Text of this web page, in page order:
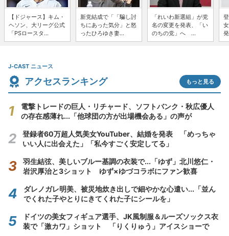
【ドジャース】キム・
ヘソン、大リーグ公式
「PSロースタ...
新党結成で「「騙し討
ちにあった気分」と怒
ったひろゆき妻...
「れいわ新選組」が党
名の変更を発表、「い
のちの党」へ ...
J-CAST ニュース
アクセスランキング もっと見る
電撃トレードの巨人・リチャード、ソフトバンク・秋広優人
の存在感薄れ...「他球団の方が出場機会ある」の声が
登録者60万超人気美女YouTuber、結婚を発表 「めっちゃ
いい人に出会えた」「私今すごく安定してる」
羽生結弦、美しいブルー基調の衣装で...「ゆず」北川悠仁・
岩沢厚治と3ショット ゆず×ゆづコラボにファン歓喜
ダレノガレ明美、被災地炊き出しで細やかな心遣い...「並ん
でくれた子やとりにきてくれた子にシールを」
ドイツの美女フィギュア選手、JK風制服＆ルーズソックス衣
装で「激カワ」ショット 「りくりゅう」アイスショーで